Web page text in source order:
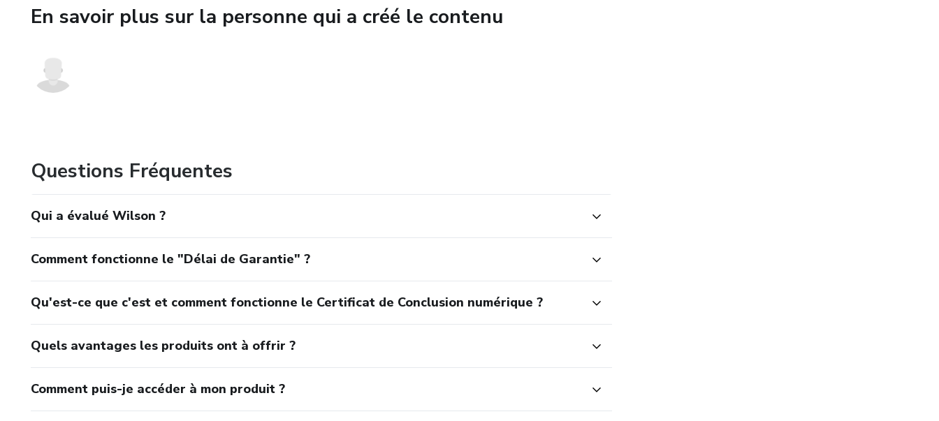
En savoir plus sur la personne qui a créé le contenu
Questions Fréquentes
Qui a évalué Wilson ?
Comment fonctionne le "Délai de Garantie" ?
Qu'est-ce que c'est et comment fonctionne le Certificat de Conclusion numérique ?
Quels avantages les produits ont à offrir ?
Comment puis-je accéder à mon produit ?